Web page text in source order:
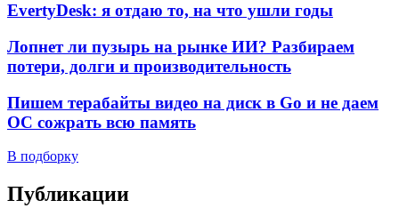
EvertyDesk: я отдаю то, на что ушли годы
Лопнет ли пузырь на рынке ИИ? Разбираем
потери, долги и производительность
Пишем терабайты видео на диск в Go и не даем
ОС сожрать всю память
В подборку
Публикации